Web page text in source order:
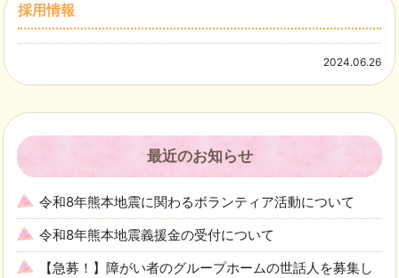
採用情報
2024.06.26
最近のお知らせ
令和8年熊本地震に関わるボランティア活動について
令和8年熊本地震義援金の受付について
【急募！】障がい者のグループホームの世話人を募集し